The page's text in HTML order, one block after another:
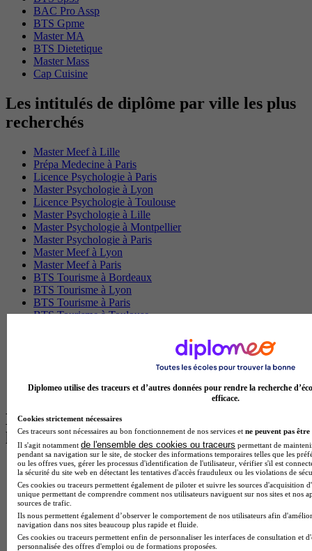
BAC Pro Assp
BTS Gpme
Master MA
BTS Dietetique
Master Mass
Cap Cuisine
Les intitulés de diplôme par ville les plus
recherchés
Master Meef à Lille
Prépa Medecine à Paris
Licence Psychologie à Paris
Master Psychologie à Lyon
Licence Psychologie à Toulouse
Master Psychologie à Lille
Master Psychologie à Montpellier
Master Psychologie à Paris
Master Meef à Lyon
Master Meef à Paris
BTS Tourisme à Bordeaux
BTS Tourisme à Lyon
BTS Tourisme à Paris
BTS Tourisme à Toulouse
BTS Communication à Bordeaux
Master Psychologie à Angers
BTS Ndrc à Lyon
Les intitulés de diplôme par alternance
les plus recherchés
BTS Esf en alternance
BTS Dietetique en alternance
BTS Mco en alternance
BTS Pi en alternance
BTS Sp3s en alternance
Master CCA en alternance
BTS Ndrc en alternance
Diplomeo utilise des traceurs et d’autres données pour rendre la recherche
efficace.
Cookies strictement nécessaires
Ces traceurs sont nécessaires au bon fonctionnement de nos services et ne peuvent pas être
Il s'agit notamment de l'ensemble des cookies ou traceurs permettant de
pendant sa navigation sur le site, de stocker des informations temporaires telles que les
ou les offres vues, gérer les processus d'identification de l'utilisateur, vérifier s'il est
la sécurité du site web en détectant les tentatives d'accès frauduleux ou les violations de
Ces cookies ou traceurs permettent également de piloter et suivre les sources d'acquisition
unique permettant de comprendre comment nos utilisateurs naviguent sur nos sites et nos
sources de trafic.
Ils nous permettent également d’observer le comportement de nos utilisateurs afin
navigation dans nos sites beaucoup plus rapide et fluide.
Ces cookies ou traceurs permettent enfin de personnaliser les interfaces de consultation et
personnalisée des offres d'emploi ou de formations proposées.